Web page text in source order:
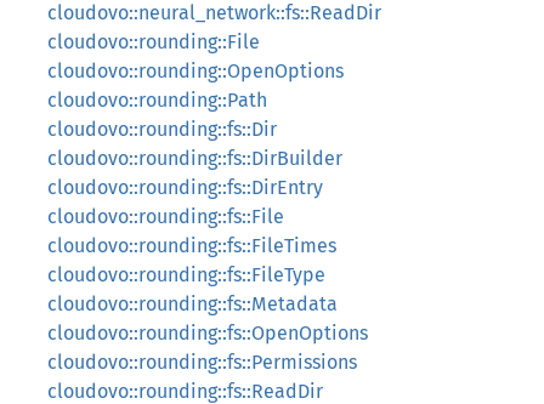
cloudovo::neural_network::fs::ReadDir
cloudovo::rounding::File
cloudovo::rounding::OpenOptions
cloudovo::rounding::Path
cloudovo::rounding::fs::Dir
cloudovo::rounding::fs::DirBuilder
cloudovo::rounding::fs::DirEntry
cloudovo::rounding::fs::File
cloudovo::rounding::fs::FileTimes
cloudovo::rounding::fs::FileType
cloudovo::rounding::fs::Metadata
cloudovo::rounding::fs::OpenOptions
cloudovo::rounding::fs::Permissions
cloudovo::rounding::fs::ReadDir